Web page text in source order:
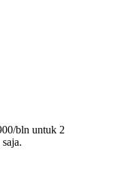
bln untuk 2